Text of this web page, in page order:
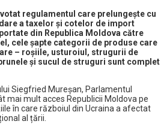
regulamentul care prelungeşte cu
a taxelor şi cotelor de import
din Republica Moldova către
cele șapte categorii de produse care
– roșiile, usturoiul, strugurii de
și sucul de struguri sunt complet
Siegfried Mureşan, Parlamentul
mai mult acces Republicii Moldova pe
în care războiul din Ucraina a afectat
al țării.